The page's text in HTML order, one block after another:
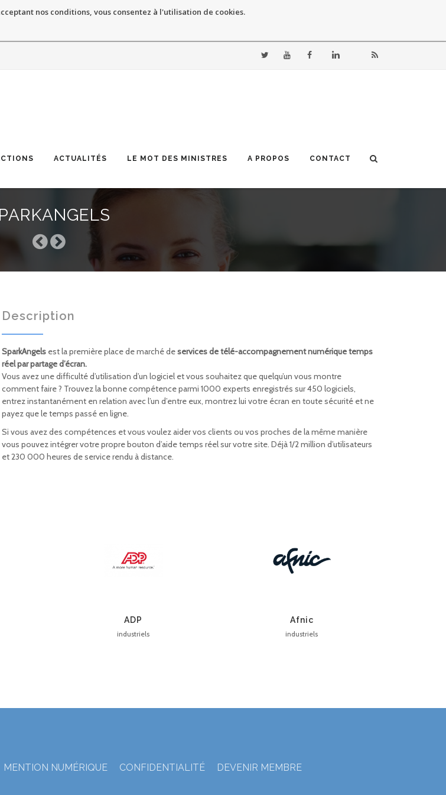
nos conditions, vous consentez à l'utilisation de cookies.
ACTUALITÉS LE MOT DES MINISTRES A PROPOS CONTACT
Description
SparkAngels est la première place de marché deservices de télé-accompagnement numérique temps
réel par partage d’écran.
Vous avez une difficulté d’utilisation d’un logiciel et vous souhaitez que quelqu’un vous montre
comment faire ? Trouvez la bonne compétence parmi 1000 experts enregistrés sur 450 logiciels,
entrez instantanément en relation avec l’un d’entre eux, montrez lui votre écran en toute sécurité et ne
payez que le temps passé en ligne.
Si vous avez des compétences et vous voulez aider vos clients ou vos proches de la même manière
vous pouvez intégrer votre propre bouton d’aide temps réel sur votre site. Déjà 1/2 million d’utilisateurs
et 230 000 heures de service rendu à distance.
ADP
industriels
Afnic
industriels
MENTION NUMÉRIQUE CONFIDENTIALITÉ DEVENIR MEMBRE